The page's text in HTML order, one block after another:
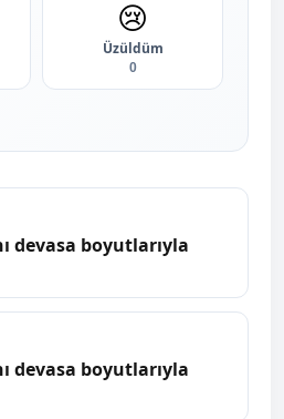
😢
Üzüldüm
0
devasa boyutlarıyla
devasa boyutlarıyla